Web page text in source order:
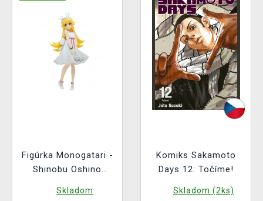
Figúrka Monogatari -
Shinobu Oshino
Skladom
Komiks Sakamoto
Days 12: Točíme!
Skladom (2ks)